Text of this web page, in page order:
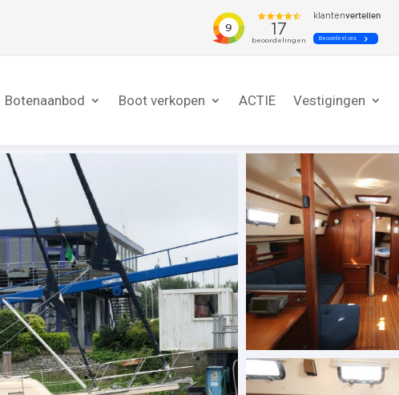
Botenaanbod Boot verkopen ACTIE Vestigingen